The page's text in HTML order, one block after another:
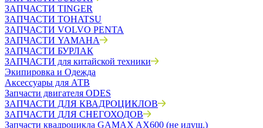
ЗАПЧАСТИ TINGER
ЗАПЧАСТИ TOHATSU
ЗАПЧАСТИ VOLVO PENTA
ЗАПЧАСТИ YAMAHA
ЗАПЧАСТИ БУРЛАК
ЗАПЧАСТИ для китайской техники
Экипировка и Одежда
Аксессуары для АТВ
Запчасти двигателя ODES
ЗАПЧАСТИ ДЛЯ КВАДРОЦИКЛОВ
ЗАПЧАСТИ ДЛЯ СНЕГОХОДОВ
Запчасти квадроцикла GAMAX AX600 (не идущ.)